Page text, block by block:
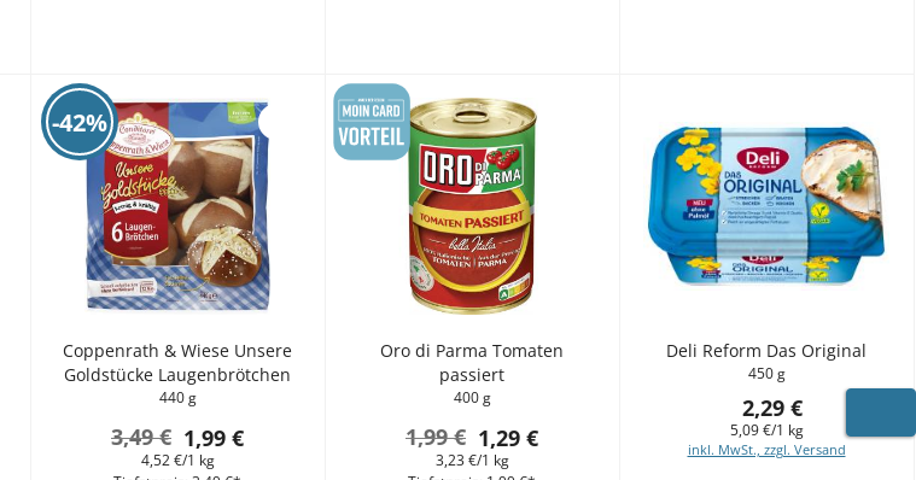
-42%
Coppenrath & Wiese Unsere
Goldstücke Laugenbrötchen
440 g
1,99 €
3,49 €
4,52 €/1 kg
Oro di Parma Tomaten
passiert
400 g
1,29 €
1,99 €
3,23 €/1 kg
Deli Reform Das Original
450 g
2,29 €
5,09 €/1 kg
inkl. MwSt., zzgl. Versand